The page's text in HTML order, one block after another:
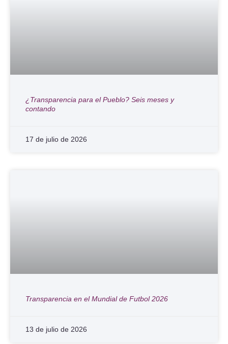
¿Transparencia para el Pueblo? Seis meses y
contando
17 de julio de 2026
Transparencia en el Mundial de Futbol 2026
13 de julio de 2026